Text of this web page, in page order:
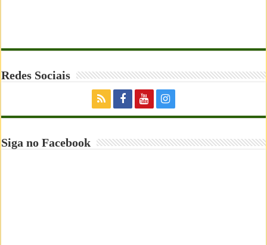
Redes Sociais
Siga no Facebook